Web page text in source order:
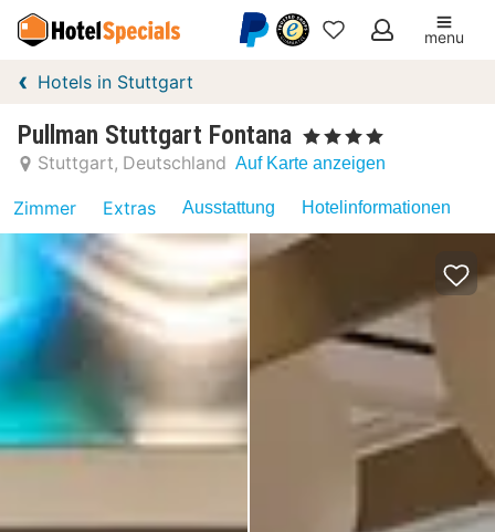
Meine
menu
Hotels in Stuttgart
Pullman Stuttgart Fontana , 4 Sterne
Stuttgart Deutschland Auf Karte anzeigen
Zimmer Extras Ausstattung Hotelinformationen